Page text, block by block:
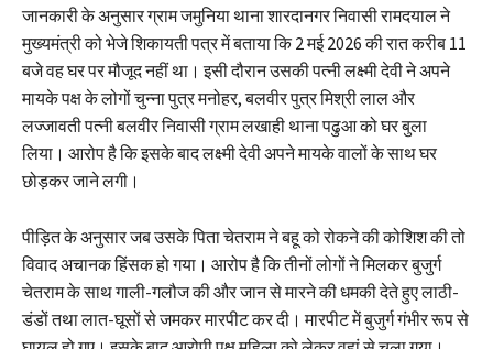
जानकारी के अनुसार ग्राम जमुनिया थाना शारदानगर निवासी रामदयाल ने
मुख्यमंत्री को भेजे शिकायती पत्र में बताया कि 2 मई 2026 की रात करीब 11
बजे वह घर पर मौजूद नहीं था। इसी दौरान उसकी पत्नी लक्ष्मी देवी ने अपने
मायके पक्ष के लोगों चुन्ना पुत्र मनोहर, बलवीर पुत्र मिश्री लाल और
लज्जावती पत्नी बलवीर निवासी ग्राम लखाही थाना पढुआ को घर बुला
लिया। आरोप है कि इसके बाद लक्ष्मी देवी अपने मायके वालों के साथ घर
छोड़कर जाने लगी।
पीड़ित के अनुसार जब उसके पिता चेतराम ने बहू को रोकने की कोशिश की तो
विवाद अचानक हिंसक हो गया। आरोप है कि तीनों लोगों ने मिलकर बुजुर्ग
चेतराम के साथ गाली-गलौज की और जान से मारने की धमकी देते हुए लाठी-
डंडों तथा लात-घूसों से जमकर मारपीट कर दी। मारपीट में बुजुर्ग गंभीर रूप से